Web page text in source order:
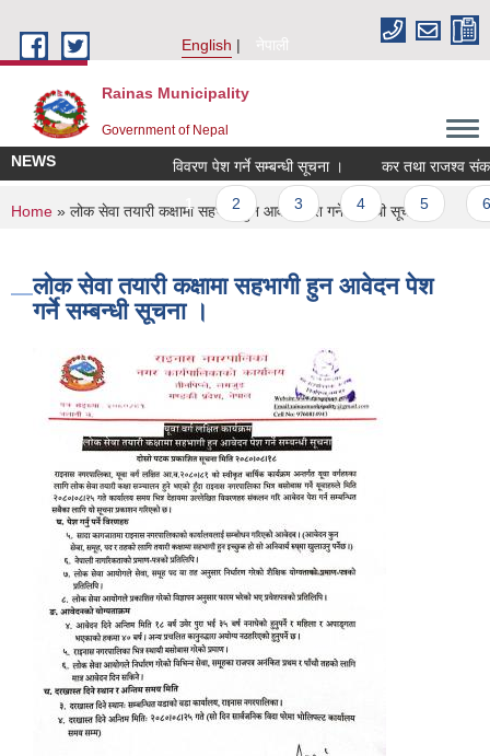
English
नेपाली
Rainas Municipality
Government of Nepal
NEWS विवरण पेश गर्ने सम्बन्धी सूचना । कर तथा राजश्व
Pages
1
You are here
Home » लोक सेवा तयारी कक्षामा सहभागी हुन आवेदन पेश गर्ने सम्बन्धी सूचना ।
लोक सेवा तयारी कक्षामा सहभागी हुन आवेदन पेश
गर्ने सम्बन्धी सूचना ।